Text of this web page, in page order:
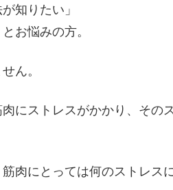
知りたい」
お悩みの方。
ん。
にストレスがかかり、その
肉にとっては何のストレス